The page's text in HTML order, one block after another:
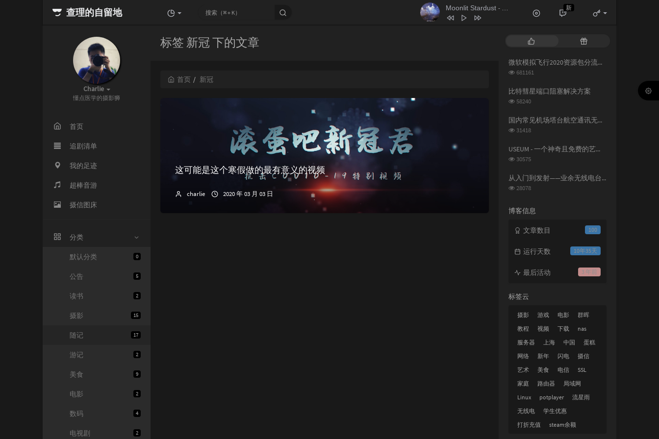
查理的自留地 Moonlit Stardust - 格里特 / THT
Secret Garden
Josh Vietti
周深
新
Charlie
懂点医学的摄影狮
首页
追剧清单
我的足迹
超棒音游
摄信图床
分类
0
默认分类
5
公告
2
读书
15
摄影
17
随记
2
游记
9
美食
2
电影
4
数码
2
电视剧
标签 新冠 下的文章
首页 新冠
这可能是这个寒假做的最有意义的视频
charlie 2020 年 03 月 03 日
文
随
文 微软模拟飞行2020资源包分流下载
浏
次
数:
681161
比特彗星端口阻塞解决方案
浏
次
数:
58240
国内常见机场塔台航空通讯无线电频率
浏
次
31418
USEUM - 一个神奇且免费的艺术作品下载网站
浏
次
数:
30575
从入门到发射——业余无线电台操作证书与无线电台执照指南
浏
数:
28078
博客信息
100
文章数目
10年35天
运行天数
3 年前
最后活动
标签云
摄影 游戏 电影
群晖
教程
视频 下载
nas
服务器
上海 中国
蛋糕
网络
新年 闪电
摄信
艺术
美食 电信
SSL
家庭
路由器
局域网
Linux
potplayer
流星雨
无线电
学生优惠
打折充值
steam余额